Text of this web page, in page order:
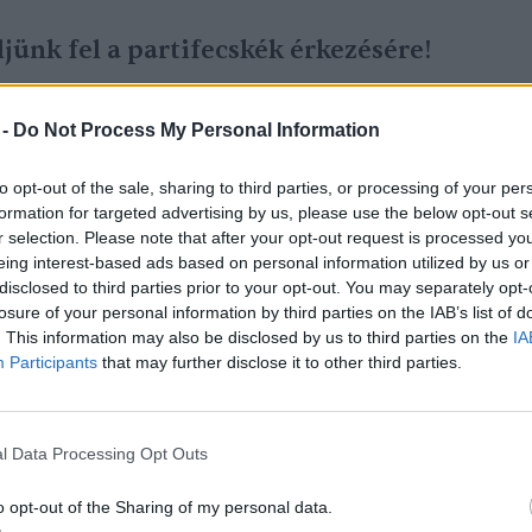
Do Not Process My Personal Information
opt-out of the sale, sharing to third parties, or processing of your
for targeted advertising by us, please use the below opt-out
selection. Please note that after your opt-out request is processed
interest-based ads based on personal information utilized by us
to third parties prior to your opt-out. You may separately
of your personal information by third parties on the IAB’s list of
This information may also be disclosed by us to third parties on the
Participants that may further disclose it to other third parties.
Data Processing Opt Outs
opt-out of the Sharing of my personal data.
fel a partifecskék érkezésére!
repülő rovart fogyaszt el csak a
szerint Magyarországról akár
ami azt jelenti, hogy legalább kétezer
terjesztő rovar marad évről évre
, és megfordítását a meglévő
fokozott védelmével (a fészekleverések